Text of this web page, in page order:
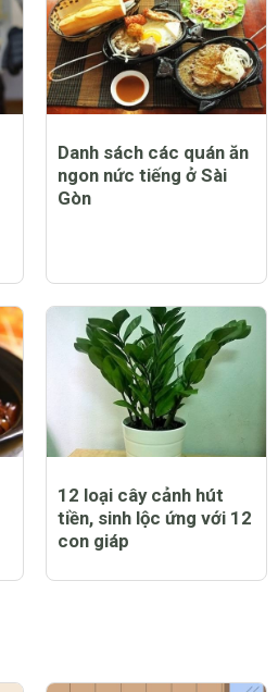
Danh sách các quán ăn
ngon nức tiếng ở Sài
Gòn
12 loại cây cảnh hút
tiền, sinh lộc ứng với 12
con giáp